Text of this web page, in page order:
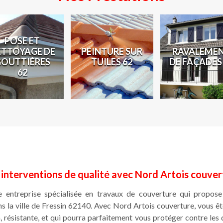
POSE ET
DE
62
PEINTURE SUR
TUILES 62
DE
interventions de qualité avec Nord Artois
spécialisée en travaux de couverture qui
la ville de Fressin 62140. Avec Nord Artois couverture, vous
résistante, et qui pourra parfaitement vous protéger contre les